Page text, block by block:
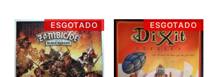
ESGOTADO ESGOTADO